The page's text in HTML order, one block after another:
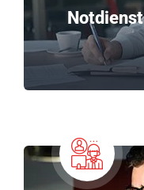
Notdienst